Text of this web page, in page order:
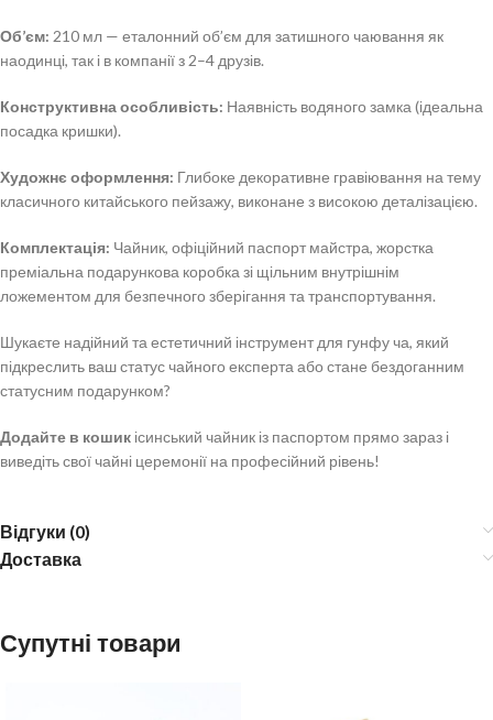
Об’єм: 210 мл — еталонний об’єм для затишного чаювання як
наодинці, так і в компанії з 2–4 друзів.
Конструктивна особливість: Наявність водяного замка (ідеальна
посадка кришки).
Художнє оформлення: Глибоке декоративне гравіювання на тему
класичного китайського пейзажу, виконане з високою деталізацією.
Комплектація: Чайник, офіційний паспорт майстра, жорстка
преміальна подарункова коробка зі щільним внутрішнім
ложементом для безпечного зберігання та транспортування.
Шукаєте надійний та естетичний інструмент для гунфу ча, який
підкреслить ваш статус чайного експерта або стане бездоганним
статусним подарунком?
Додайте в кошик ісинський чайник із паспортом прямо зараз і
виведіть свої чайні церемонії на професійний рівень!
Відгуки (0)
Доставка
Супутні товари